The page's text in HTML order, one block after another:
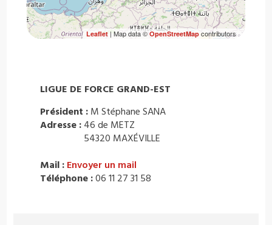
Leaflet| Map data ©OpenStreetMapcontributors
LIGUE DE FORCE GRAND-EST
Président : M Stéphane SANA
Adresse : 46 de METZ
54320 MAXÉVILLE
Mail : Envoyer un mail
Téléphone :06 11 27 31 58